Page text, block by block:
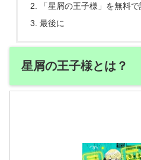
「星屑の王子様」を無料
最後に
星屑の王子様とは？